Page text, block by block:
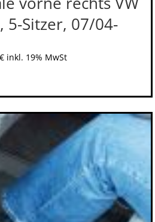
5-Sitzer, 07/04-
€ inkl. 19% MwSt